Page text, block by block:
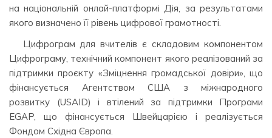
на національній онлай-платформі Дія, за результатами
якого визначено її рівень цифрової грамотності.
Цифрограм для вчителів є складовим компонентом
Цифрограму, технічний компонент якого реалізований за
підтримки проєкту «Зміцнення громадської довіри», що
фінансується Агентством США з міжнародного
розвитку (USAID) і втілений за підтримки Програми
EGAP, що фінансується Швейцарією і реалізується
Фондом Східна Європа.